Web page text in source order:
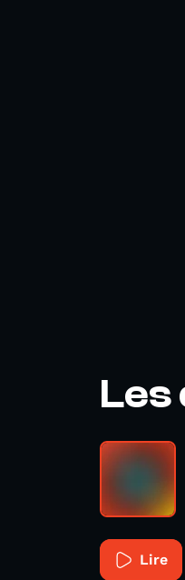
Les
Lire